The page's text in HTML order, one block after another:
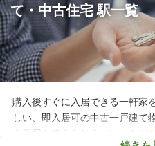
て・中古住宅 駅一覧
購入後すぐに入居できる一軒家
しい、即入居可の中古一戸建て
入費用を抑えられるメリットが